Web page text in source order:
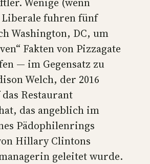
fuhren fünf
Washington, DC, um
Fakten von Pizzagate
— im Gegensatz zu
Welch, der 2016
das Restaurant
das angeblich im
Pädophilenrings
Hillary Clintons
geleitet wurde.